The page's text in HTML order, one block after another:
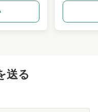
Mixing
The 5-
distribution
送る